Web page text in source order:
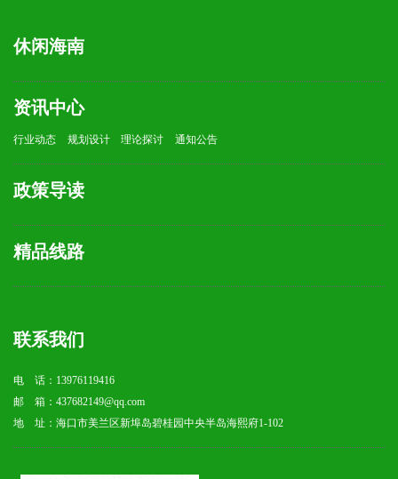
休闲海南
资讯中心
行业动态 规划设计 理论探讨 通知公告
政策导读
精品线路
联系我们
电 话：13976119416
邮 箱：437682149@qq.com
地 址：海口市美兰区新埠岛碧桂园中央半岛海熙府1-102